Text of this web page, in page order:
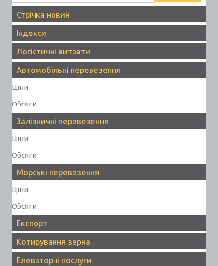
Стрічка новин
Індекси
Логістичні витрати
Автомобільні перевезення
Ціни
Обсяги
Залізничні перевезення
Ціни
Обсяги
Морські перевезення
Ціни
Обсяги
Експорт
Котирування зерна
Елеваторні послуги